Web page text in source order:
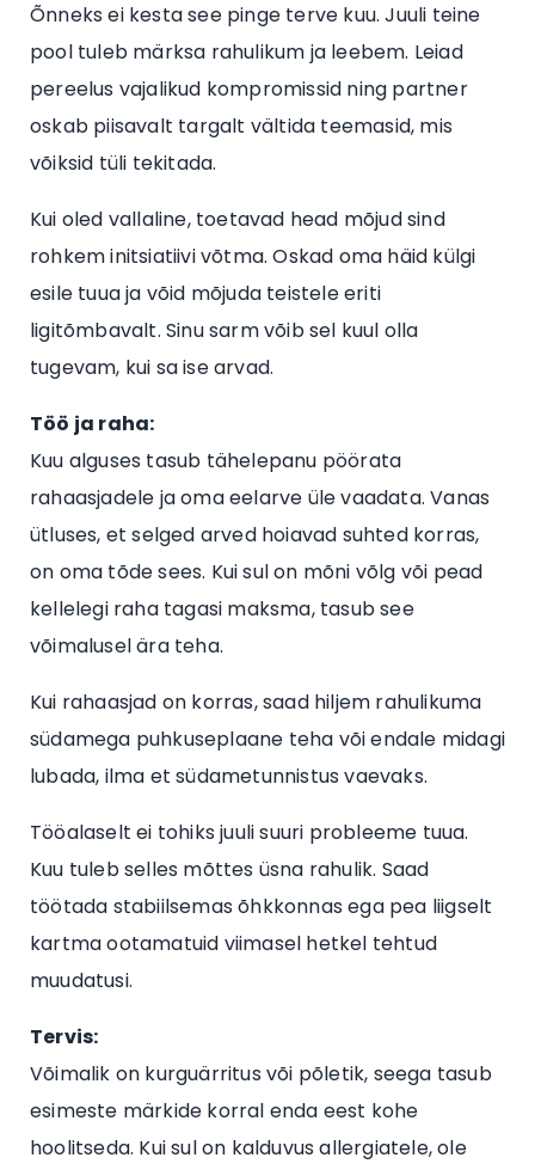
Õnneks ei kesta see pinge terve kuu. Juuli teine
pool tuleb märksa rahulikum ja leebem. Leiad
pereelus vajalikud kompromissid ning partner
oskab piisavalt targalt vältida teemasid, mis
võiksid tüli tekitada.
Kui oled vallaline, toetavad head mõjud sind
rohkem initsiatiivi võtma. Oskad oma häid külgi
esile tuua ja võid mõjuda teistele eriti
ligitõmbavalt. Sinu sarm võib sel kuul olla
tugevam, kui sa ise arvad.
Töö ja raha:
Kuu alguses tasub tähelepanu pöörata
rahaasjadele ja oma eelarve üle vaadata. Vanas
ütluses, et selged arved hoiavad suhted korras,
on oma tõde sees. Kui sul on mõni võlg või pead
kellelegi raha tagasi maksma, tasub see
võimalusel ära teha.
Kui rahaasjad on korras, saad hiljem rahulikuma
südamega puhkuseplaane teha või endale midagi
lubada, ilma et südametunnistus vaevaks.
Tööalaselt ei tohiks juuli suuri probleeme tuua.
Kuu tuleb selles mõttes üsna rahulik. Saad
töötada stabiilsemas õhkkonnas ega pea liigselt
kartma ootamatuid viimasel hetkel tehtud
muudatusi.
Tervis:
Võimalik on kurguärritus või põletik, seega tasub
esimeste märkide korral enda eest kohe
hoolitseda. Kui sul on kalduvus allergiatele, ole